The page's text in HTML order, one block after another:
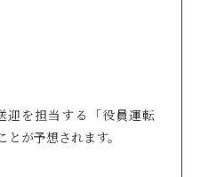
迎を担当する「役員運転
が予想されます。